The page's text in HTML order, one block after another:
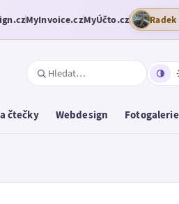
MyInvoice.czMyÚčto.cz
čtečky Webdesign Fotogalerie